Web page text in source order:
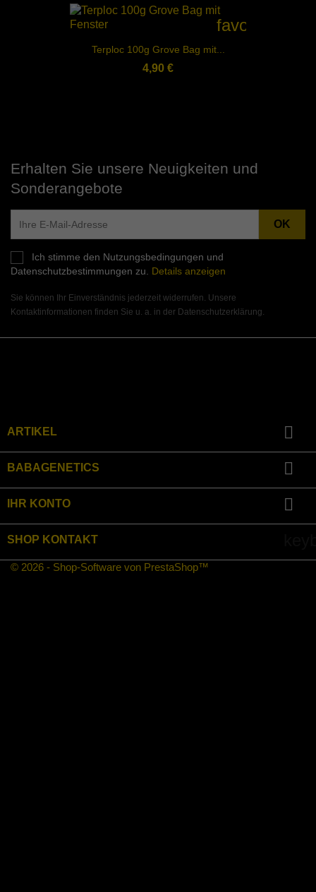
Terploc 100g Grove Bag mit...
4,90 €
Erhalten Sie unsere Neuigkeiten und
Sonderangebote
Ich stimme den Nutzungsbedingungen und
Datenschutzbestimmungen zu. Details anzeigen
Sie können Ihr Einverständnis jederzeit widerrufen. Unsere
Kontaktinformationen finden Sie u. a. in der Datenschutzerklärung.
ARTIKEL 
BABAGENETICS 
IHR KONTO 
SHOP KONTAKT
© 2026 - Shop-Software von PrestaShop™